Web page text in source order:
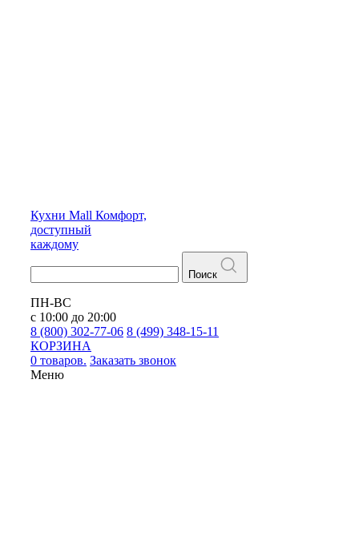
Кухни Mall Комфорт,
доступный
каждому
Поиск
ПН-ВС
с 10:00 до 20:00
8 (800) 302-77-06 8 (499) 348-15-11
КОРЗИНА
0 товаров. Заказать звонок
Меню